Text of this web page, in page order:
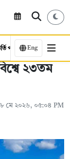
পরীক্ষা কর্মসংস্থান
Eng
বিশ্বে ২৩তম
মে ২০২৬, ০৫:০৪ PM